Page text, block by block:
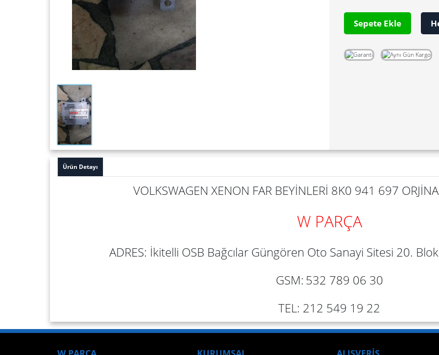
Sepete Ekle
Ürün Detayı
VOLKSWAGEN XENON FAR BEYİNLERİ 8K0 941 697
W PARÇA
ADRES: İkitelli OSB Bağcılar Güngören Oto Sanayi Sitesi 20.
GSM: 532 789 06 30
TEL: 212 549 19 22